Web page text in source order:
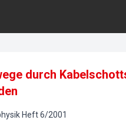
durch
Heft6/2001